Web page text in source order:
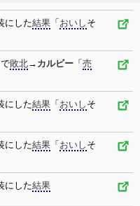
にした結果 「 おいし そ
敗北→ カルビー 「 売
にした結果 「 おいし そ
にした結果 「 おいし そ
にした結果